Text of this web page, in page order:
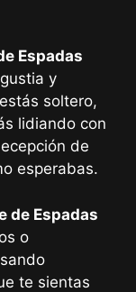
Espadas
y
soltero,
lidiando con
de
esperabas.
de Espadas
o
te sientas